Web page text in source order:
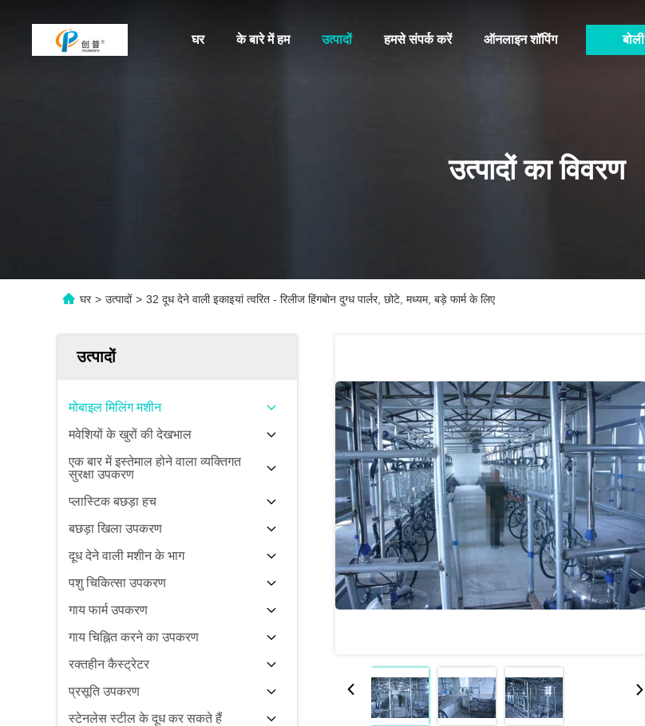
घर के बारे में हम उत्पादों हमसे संपर्क करें ऑनलाइन शॉपिंग बोली
उत्पादों का विवरण
घर > उत्पादों > 32 दूध देने वाली इकाइयां त्वरित - रिलीज हिंगबोन दुग्ध पार्लर, छोटे, मध्यम, बड़े फार्म के लिए
उत्पादों
मोबाइल मिलिंग मशीन
मवेशियों के खुरों की देखभाल
एक बार में इस्तेमाल होने वाला व्यक्तिगत
सुरक्षा उपकरण
प्लास्टिक बछड़ा हच
बछड़ा खिला उपकरण
दूध देने वाली मशीन के भाग
पशु चिकित्सा उपकरण
गाय फार्म उपकरण
गाय चिह्नित करने का उपकरण
रक्तहीन कैस्ट्रेटर
प्रसूति उपकरण
स्टेनलेस स्टील के दूध कर सकते हैं